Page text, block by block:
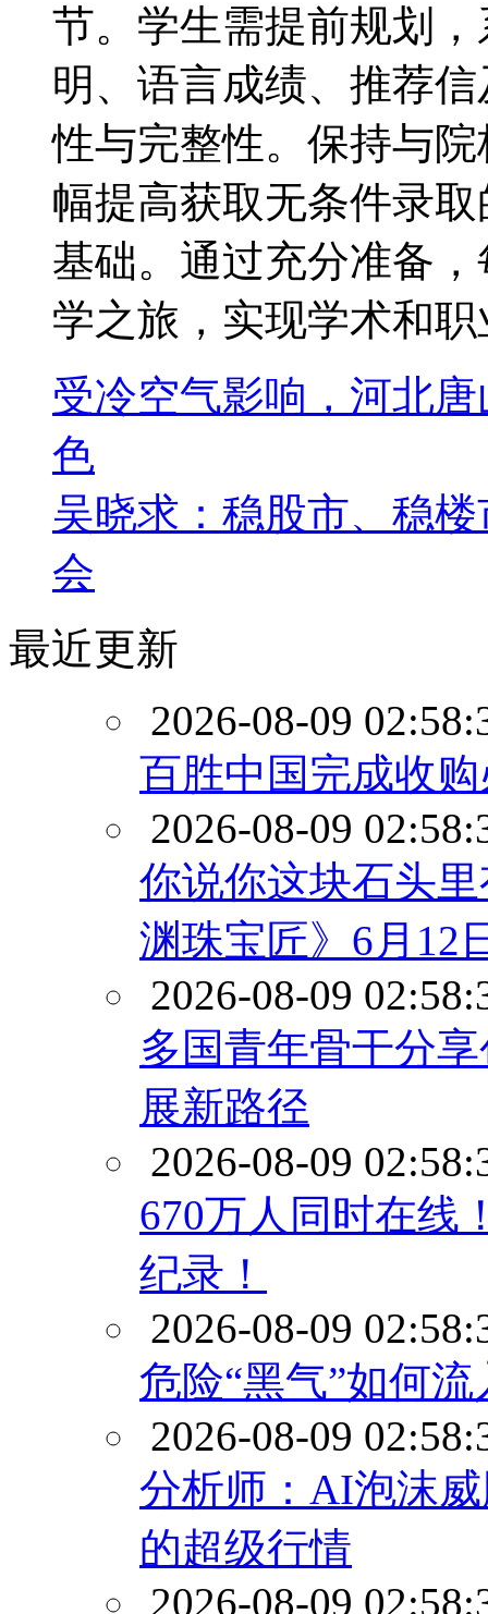
节。学生需提前规划
明、语言成绩、推荐
性与完整性。保持与
幅提高获取无条件录
基础。通过充分准备
学之旅，实现学术和
受冷空气影响，河北
色
吴晓求：稳股市、稳
会
最近更新
2026-08-09
百胜中国完成收
2026-08-09
你说你这块石头
渊珠宝匠》6月12
2026-08-09
多国青年骨干分
展新路径
2026-08-09
670万人同时在线
纪录！
2026-08-09
危险“黑气”如何
2026-08-09
分析师：AI泡沫
的超级行情
2026-08-09